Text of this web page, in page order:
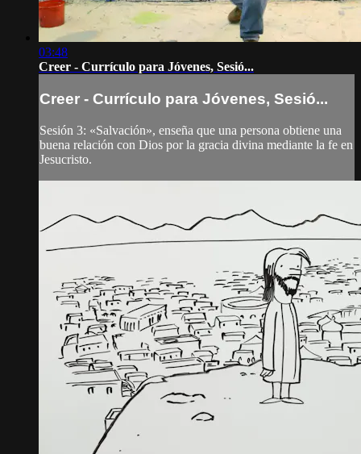
03:48
Creer - Currículo para Jóvenes, Sesió...
Creer - Currículo para Jóvenes, Sesió...
Sesión 3: «Salvación», enseña que una persona obtiene una
buena relación con Dios por la gracia divina mediante la fe en
Jesucristo.